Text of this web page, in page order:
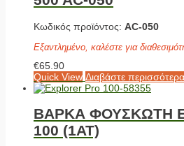
Κωδικός προϊόντος: AC-050
Εξαντλημένο, καλέστε για
€65.90
Quick View Διαβάστε περισσότερα
ΒΑΡΚΑ ΦΟΥΣΚΩΤΗ
100 (1ΑΤ)